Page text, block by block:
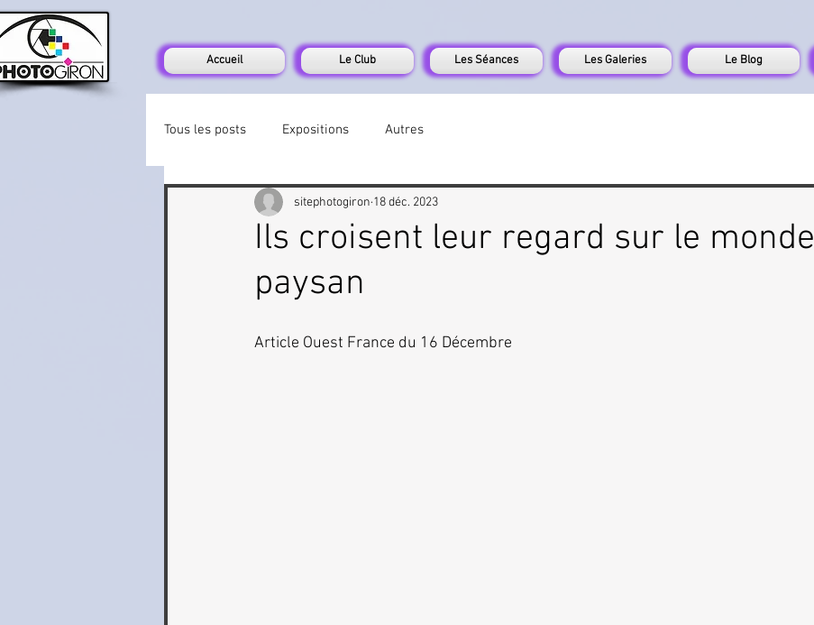
Accueil Le Club Les Séances Les Galeries Le Blog
Tous les posts Expositions Autres
Ils croisent leur regard sur le monde
paysan
sitephotogiron 18 déc. 2023
Article Ouest France du 16 Décembre